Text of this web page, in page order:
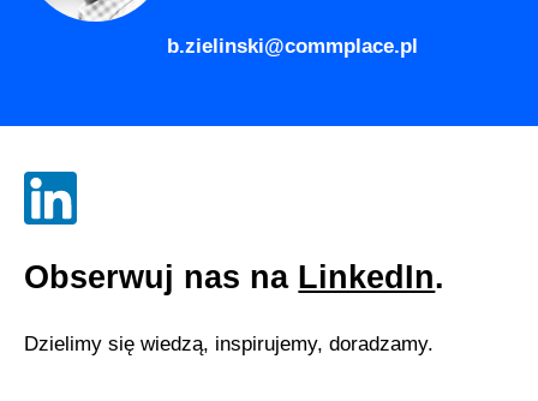
b.zielinski@commplace.pl
Obserwuj nas na LinkedIn.
Dzielimy się wiedzą, inspirujemy, doradzamy.